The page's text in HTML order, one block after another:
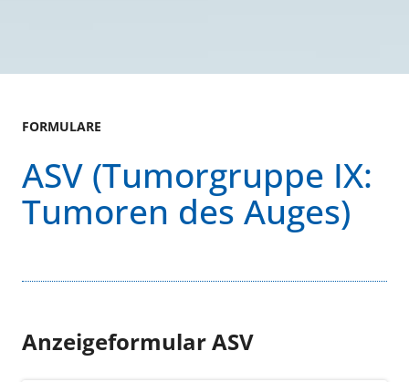
FORMULARE
ASV (Tumorgruppe IX:
Tumoren des Auges)
Anzeigeformular ASV